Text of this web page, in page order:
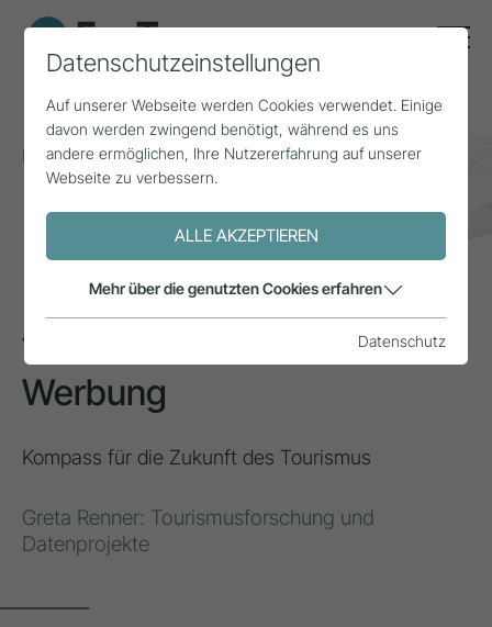
Home Themen
Innovation & Wertschöpfung
Trendradar der Tirol Werbung
INSPIRATION
Trendradar der Tirol
Werbung
Kompass für die Zukunft des Tourismus
Greta Renner: Tourismusforschung und
Datenprojekte
Datenschutzeinstellungen
Auf unserer Webseite werden Cookies verwendet. Einige
davon werden zwingend benötigt, während es uns
andere ermöglichen, Ihre Nutzererfahrung auf unserer
Webseite zu verbessern.
ALLE AKZEPTIEREN
Mehr über die genutzten Cookies erfahren
Datenschutz